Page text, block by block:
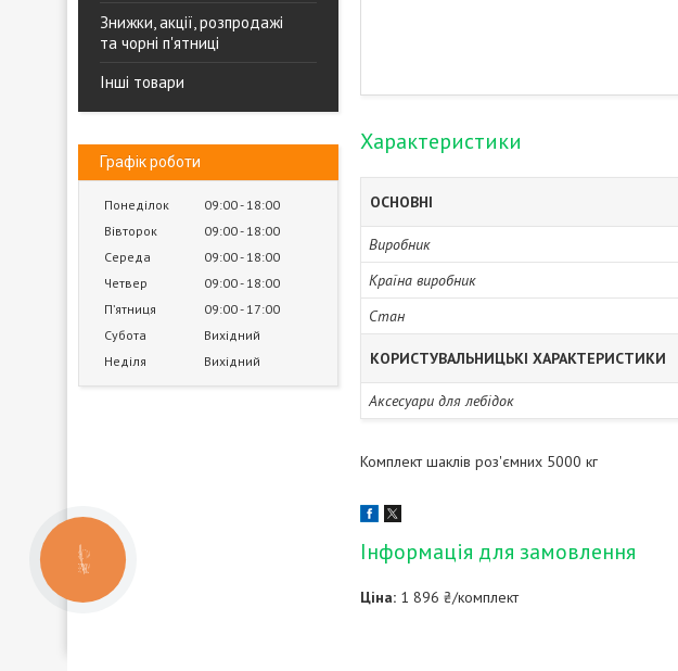
Знижки, акції, розпродажі
та чорні п'ятниці
Інші товари
Графік роботи
Понеділок 09:00 18:00
Вівторок
09:00 18:00
Середа
09:00 18:00
Четвер
09:00 18:00
Пʼятниця
09:00 17:00
Субота
Вихідний
Неділя
Вихідний
Характеристики
ОСНОВНІ
Виробник
Країна виробник
Стан
КОРИСТУВАЛЬНИЦЬКІ ХАРАКТЕРИСТИКИ
Аксесуари для лебідок
Комплект шаклів роз'ємних 5000 кг
Інформація для замовлення
Ціна: 1 896 ₴/комплект
КНОПКА
ЗВ'ЯЗКУ